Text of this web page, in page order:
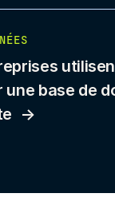
base de